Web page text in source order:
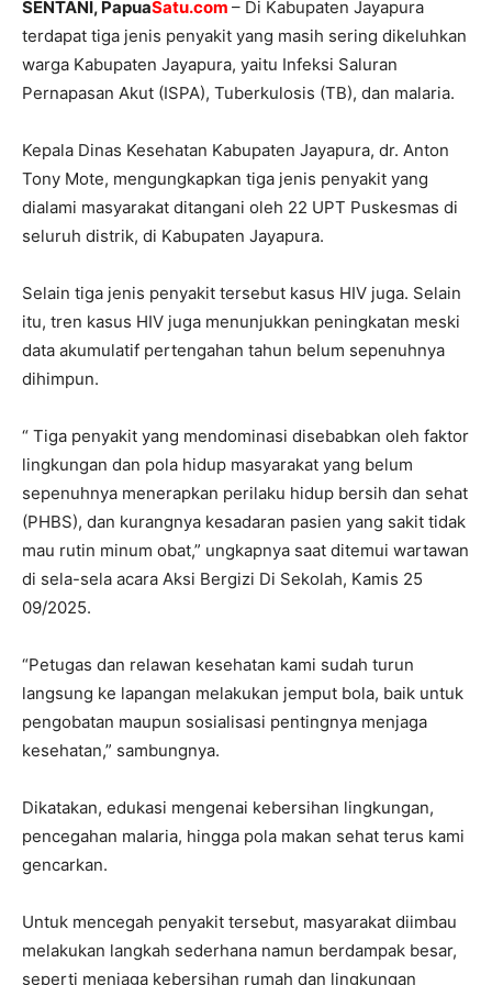
SENTANI, PapuaSatu.com – Di Kabupaten Jayapura
terdapat tiga jenis penyakit yang masih sering dikeluhkan
warga Kabupaten Jayapura, yaitu Infeksi Saluran
Pernapasan Akut (ISPA), Tuberkulosis (TB), dan malaria.
Kepala Dinas Kesehatan Kabupaten Jayapura, dr. Anton
Tony Mote, mengungkapkan tiga jenis penyakit yang
dialami masyarakat ditangani oleh 22 UPT Puskesmas di
seluruh distrik, di Kabupaten Jayapura.
Selain tiga jenis penyakit tersebut kasus HIV juga. Selain
itu, tren kasus HIV juga menunjukkan peningkatan meski
data akumulatif pertengahan tahun belum sepenuhnya
dihimpun.
“ Tiga penyakit yang mendominasi disebabkan oleh faktor
lingkungan dan pola hidup masyarakat yang belum
sepenuhnya menerapkan perilaku hidup bersih dan sehat
(PHBS), dan kurangnya kesadaran pasien yang sakit tidak
mau rutin minum obat,” ungkapnya saat ditemui wartawan
di sela-sela acara Aksi Bergizi Di Sekolah, Kamis 25
09/2025.
“Petugas dan relawan kesehatan kami sudah turun
langsung ke lapangan melakukan jemput bola, baik untuk
pengobatan maupun sosialisasi pentingnya menjaga
kesehatan,” sambungnya.
Dikatakan, edukasi mengenai kebersihan lingkungan,
pencegahan malaria, hingga pola makan sehat terus kami
gencarkan.
Untuk mencegah penyakit tersebut, masyarakat diimbau
melakukan langkah sederhana namun berdampak besar,
seperti menjaga kebersihan rumah dan lingkungan